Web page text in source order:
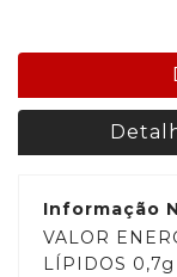
Informação
VALOR
LÍPIDOS 0,7g